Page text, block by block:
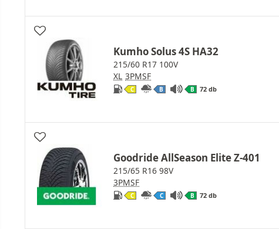
Kumho Solus 4S HA32
215/60 R17 100V
XL 3PMSF
C B B 72 db
Goodride AllSeason Elite Z-401
215/65 R16 98V
3PMSF
C C B 72 db